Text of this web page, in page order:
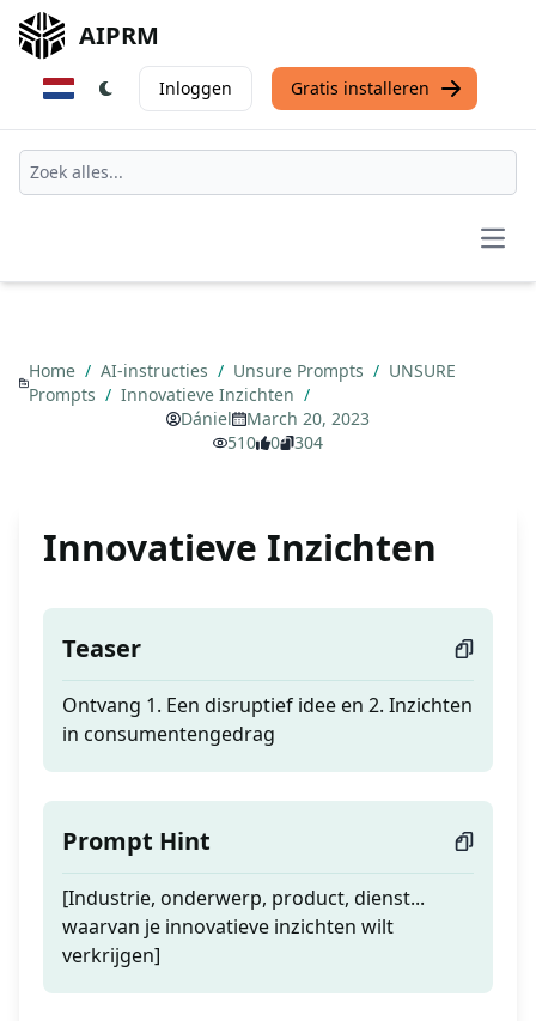
AIPRM
Inloggen Gratis installeren
Home / AI-instructies / Unsure Prompts / UNSURE
Prompts / Innovatieve Inzichten /
Dániel
March 20, 2023
510
0 304
Innovatieve Inzichten
Teaser
Ontvang 1. Een disruptief idee en 2. Inzichten
in consumentengedrag
Prompt Hint
[Industrie, onderwerp, product, dienst...
waarvan je innovatieve inzichten wilt
verkrijgen]